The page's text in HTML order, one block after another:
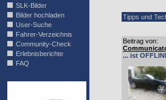
SLK-Bilder
Bilder hochladen
User-Suche
Fahrer-Verzeichnis
Community-Check
Erlebnisberichte
FAQ
Tipps und
Beitrag von:
... ist